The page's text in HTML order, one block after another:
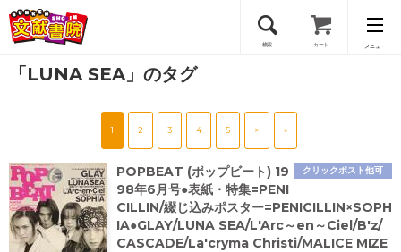
検索 カート メニュー
会員登録
「LUNA SEA」のタグ
1 2 3 4 5 > »
クリックポスト他可
POPBEAT (ポップビート) 19
98年6月号●表紙・特集=PENI
CILLIN/綴じ込みポスター=PENICILLIN×SOPH
IA●GLAY/LUNA SEA/L'Arc～en～Ciel/B'z/
CASCADE/La'cryma Christi/MALICE MIZE